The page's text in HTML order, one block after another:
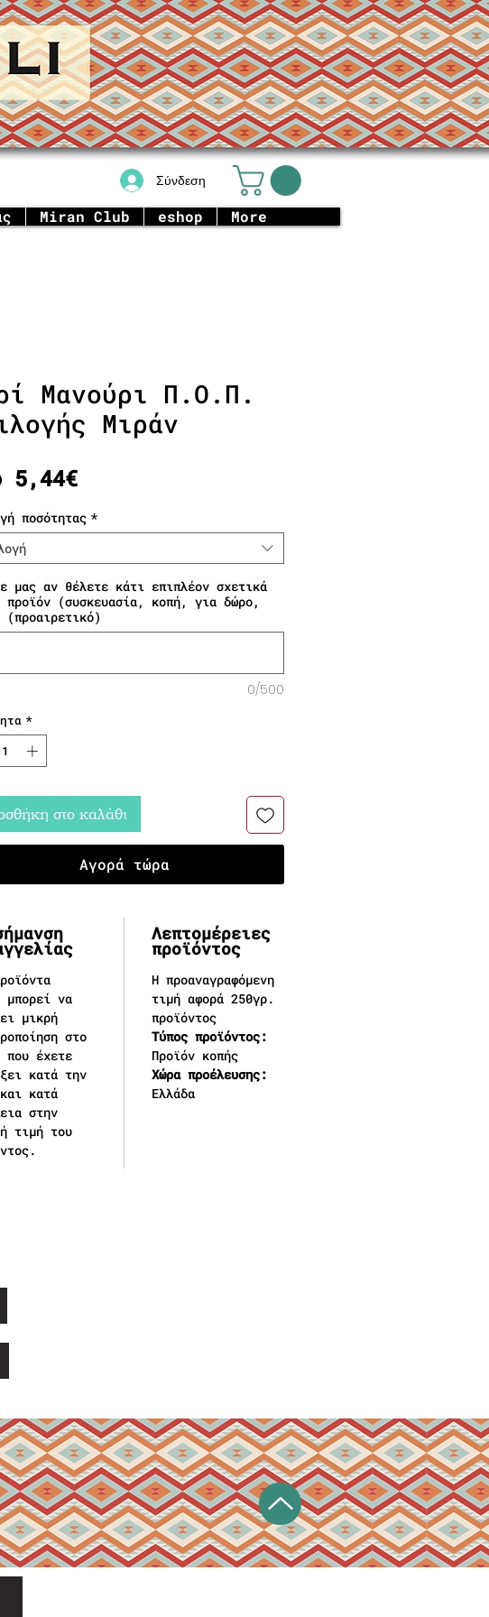
Σύνδεση
Miran Club eshop More
Μανούρι Π.Ο.Π.
Μιράν
5,44€Τιμή Έκπτωσης
ποσότητας *
μας αν θέλετε κάτι επιπλέον σχετικά
προϊόν (συσκευασία, κοπή, για δώρο,
0/500
*
στο καλάθι
Αγορά τώρα
μπορεί να
μικρή
στο
που έχετε
κατά την
κατά
στην
τιμή του
Λεπτομέρειες
προϊόντος
Η προαναγραφόμενη
τιμή αφορά 250γρ.
προϊόντος
Τύπος προϊόντος:
Προϊόν κοπής
Χώρα προέλευσης:
Ελλάδα